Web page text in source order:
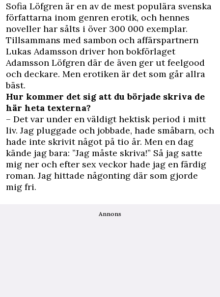
Sofia Löfgren är en av de mest populära svenska
författarna inom genren erotik, och hennes
noveller har sålts i över 300 000 exemplar.
Tillsammans med sambon och affärspartnern
Lukas Adamsson driver hon bokförlaget
Adamsson Löfgren där de även ger ut feelgood
och deckare. Men erotiken är det som går allra
bäst.
Hur kommer det sig att du började skriva de
här heta texterna?
– Det var under en väldigt hektisk period i mitt
liv. Jag pluggade och jobbade, hade småbarn, och
hade inte skrivit något på tio år. Men en dag
kände jag bara: ”Jag måste skriva!” Så jag satte
mig ner och efter sex veckor hade jag en färdig
roman. Jag hittade någonting där som gjorde
mig fri.
Annons